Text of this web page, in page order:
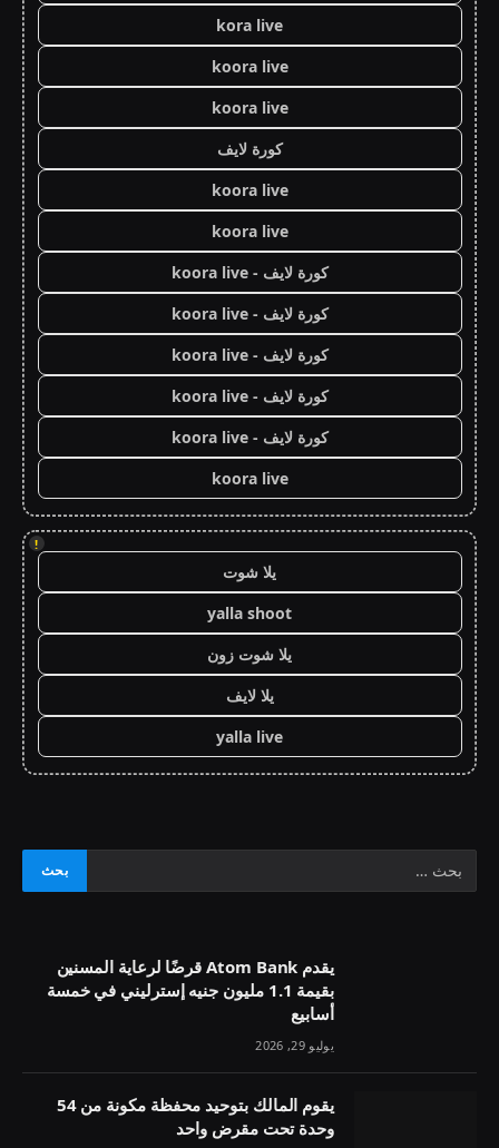
kora live
koora live
koora live
كورة لايف
koora live
koora live
كورة لايف - koora live
كورة لايف - koora live
كورة لايف - koora live
كورة لايف - koora live
كورة لايف - koora live
koora live
!
يلا شوت
yalla shoot
يلا شوت زون
يلا لايف
yalla live
يقدم Atom Bank قرضًا لرعاية المسنين
بقيمة 1.1 مليون جنيه إسترليني في خمسة
أسابيع
يوليو 29, 2026
يقوم المالك بتوحيد محفظة مكونة من 54
وحدة تحت مقرض واحد